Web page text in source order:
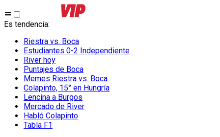
Es tendencia:
Riestra vs. Boca
Estudiantes 0-2 Independiente
River hoy
Puntajes de Boca
Memes Riestra vs. Boca
Colapinto, 15° en Hungría
Lencina a Burgos
Mercado de River
Habló Colapinto
Tabla F1